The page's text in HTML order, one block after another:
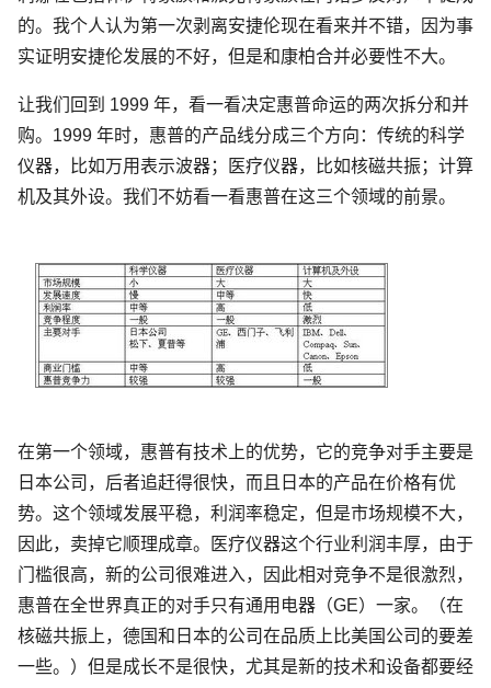
的。我个人认为第一次剥离安捷伦现在看来并不错，因为事
实证明安捷伦发展的不好，但是和康柏合并必要性不大。
让我们回到 1999 年，看一看决定惠普命运的两次拆分和并
购。1999 年时，惠普的产品线分成三个方向：传统的科学
仪器，比如万用表示波器；医疗仪器，比如核磁共振；计算
机及其外设。我们不妨看一看惠普在这三个领域的前景。
在第一个领域，惠普有技术上的优势，它的竞争对手主要是
日本公司，后者追赶得很快，而且日本的产品在价格有优
势。这个领域发展平稳，利润率稳定，但是市场规模不大，
因此，卖掉它顺理成章。医疗仪器这个行业利润丰厚，由于
门槛很高，新的公司很难进入，因此相对竞争不是很激烈，
惠普在全世界真正的对手只有通用电器（GE）一家。（在
核磁共振上，德国和日本的公司在品质上比美国公司的要差
一些。）但是成长不是很快，尤其是新的技术和设备都要经